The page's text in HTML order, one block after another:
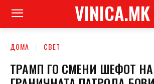
VINICA.MK
ДОМА СВЕТ
ТРАМП ГО СМЕНИ ШЕФОТ НА